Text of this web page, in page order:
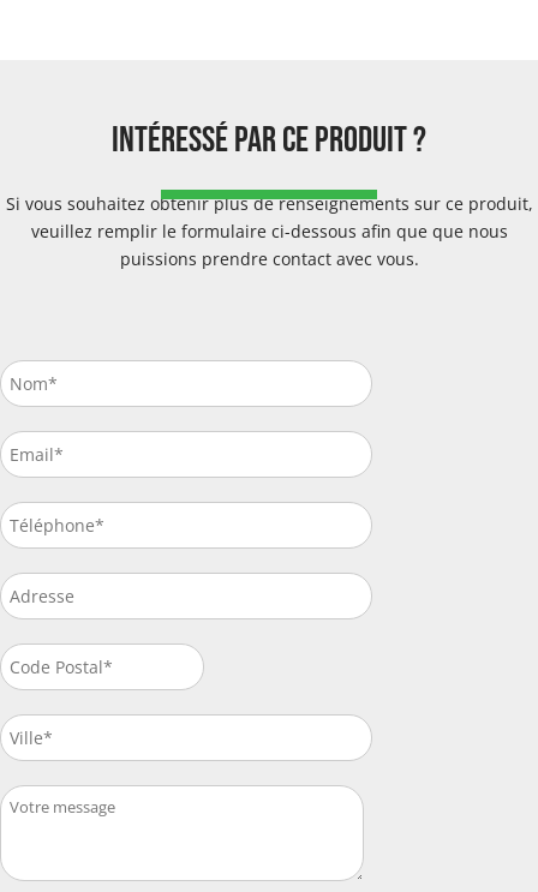
intéressé par ce produit ?
Si vous souhaitez obtenir plus de renseignements sur ce produit,
veuillez remplir le formulaire ci-dessous afin que que nous
puissions prendre contact avec vous.